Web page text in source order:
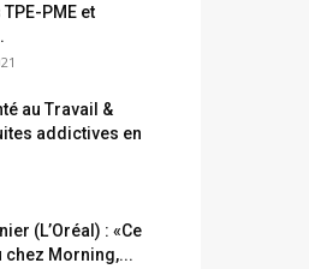
PME et
au Travail &
addictives en
(L’Oréal) : «Ce
chez Morning,...